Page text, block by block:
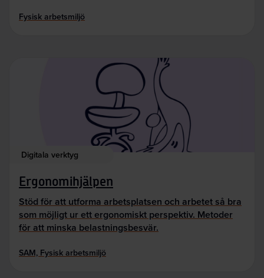
Fysisk arbetsmiljö
Digitala verktyg
Ergonomihjälpen
Stöd för att utforma arbetsplatsen och arbetet så bra
som möjligt ur ett ergonomiskt perspektiv. Metoder
för att minska belastningsbesvär.
SAM, Fysisk arbetsmiljö